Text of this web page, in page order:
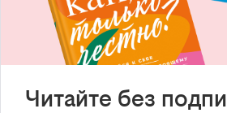
Читайте без